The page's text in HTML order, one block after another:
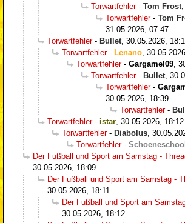
Torwartfehler- Tom Frost
Torwartfehler- Tom
31.05.2026, 07:47
Torwartfehler- Bullet 30.05.2026,
Torwartfehler- Lenano
Torwartfehler- Gargamel09
Torwartfehler- Bullet
Torwartfehler-
30.05.2026, 18:39
Torwartfehler-
Torwartfehler- istar 30.05.2026, 18:12
Torwartfehler- Diabolus
Torwartfehler-
Der Fußball und Sport am Samstag -
30.05.2026, 18:09
Der Fußball und Sport am Samstag -
30.05.2026, 18:11
Der Fußball und Sport am
30.05.2026, 18:12